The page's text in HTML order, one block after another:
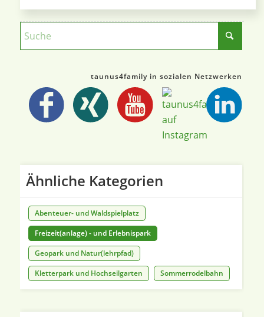
taunus4family in sozialen Netzwerken
Ähnliche Kategorien
Abenteuer- und Waldspielplatz
Freizeit(anlage) - und Erlebnispark
Geopark und Natur(lehrpfad)
Kletterpark und Hochseilgarten
Sommerrodelbahn